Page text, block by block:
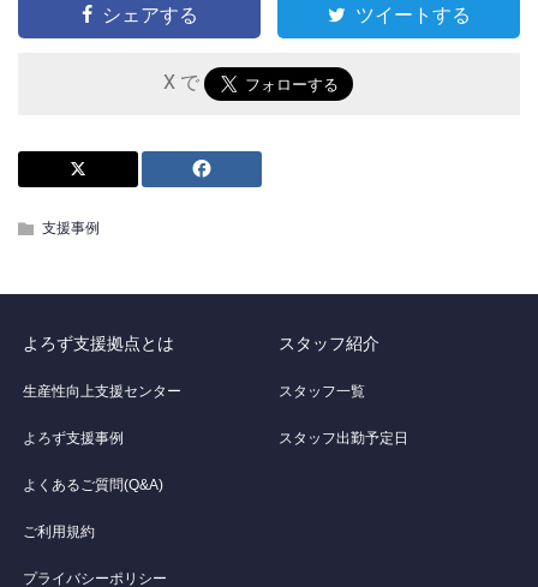
シェアする ツイートする
X で
支援事例
よろず支援拠点とは
生産性向上支援センター
よろず支援事例
よくあるご質問(Q&A)
ご利用規約
プライバシーポリシー
スタッフ紹介
スタッフ一覧
スタッフ出勤予定日